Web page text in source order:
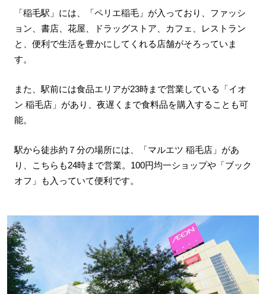
「稲毛駅」には、「ペリエ稲毛」が入っており、ファッシ
ョン、書店、花屋、ドラッグストア、カフェ、レストラン
と、便利で生活を豊かにしてくれる店舗がそろっていま
す。
また、駅前には食品エリアが23時まで営業している「イオ
ン 稲毛店」があり、夜遅くまで食料品を購入することも可
能。
駅から徒歩約７分の場所には、「マルエツ 稲毛店」があ
り、こちらも24時まで営業。100円均一ショップや「ブック
オフ」も入っていて便利です。